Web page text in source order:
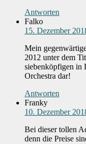
Antworten
Falko
15. Dezember
Mein
2012 unter dem
siebenköpfigen in
Orchestra dar!
Antworten
Franky
10. Dezember
Bei dieser tollen
denn die Preise